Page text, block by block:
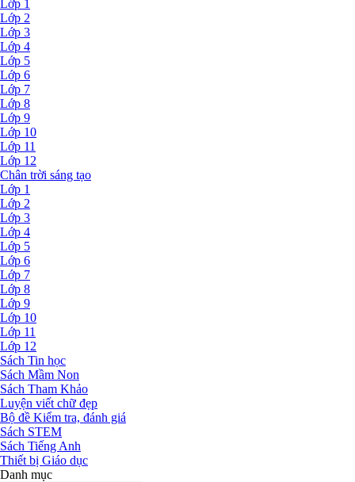
Lớp 1
Lớp 2
Lớp 3
Lớp 4
Lớp 5
Lớp 6
Lớp 7
Lớp 8
Lớp 9
Lớp 10
Lớp 11
Lớp 12
Chân trời sáng tạo
Lớp 1
Lớp 2
Lớp 3
Lớp 4
Lớp 5
Lớp 6
Lớp 7
Lớp 8
Lớp 9
Lớp 10
Lớp 11
Lớp 12
Sách Tin học
Sách Mầm Non
Sách Tham Khảo
Luyện viết chữ đẹp
Bộ đề Kiểm tra, đánh giá
Sách STEM
Sách Tiếng Anh
Thiết bị Giáo dục
Danh mục